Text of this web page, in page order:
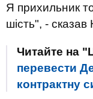
Я прихильник
шість", -
Читайте на
перевести
контрактну